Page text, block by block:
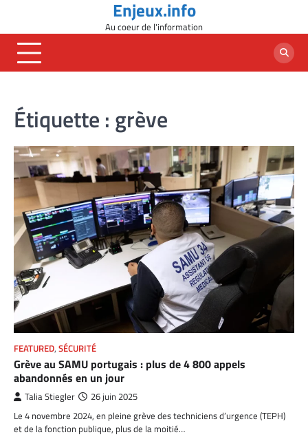
content
Enjeux.info
Au coeur de l'information
Étiquette : grève
FEATURED, SÉCURITÉ
Grève au SAMU portugais : plus de 4 800 appels
abandonnés en un jour
Talia Stiegler 26 juin 2025
Le 4 novembre 2024, en pleine grève des techniciens d’urgence (TEPH)
et de la fonction publique, plus de la moitié…